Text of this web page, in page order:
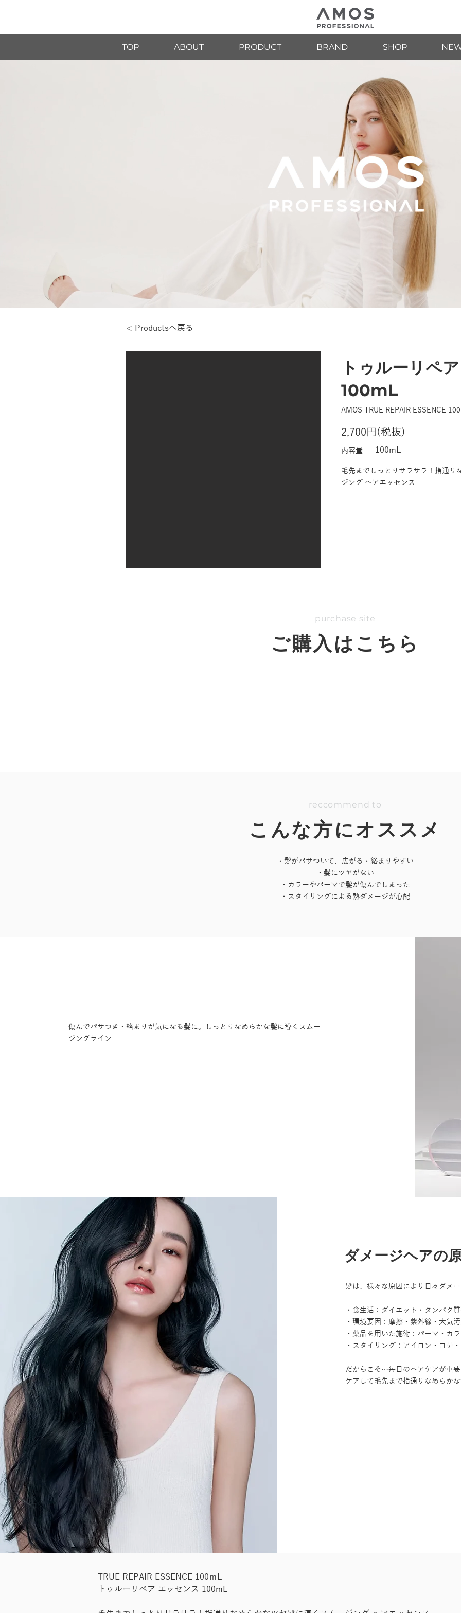
TOP ABOUT PRODUCT BRAND SHOP
< Productsへ戻る
トゥルーリペ
100mL
AMOS TRUE REPAIR ESSENCE
2,700円(税抜)
内容量 100mL
毛先までしっとりサラサラ！指通り
ジング ヘアエッセンス
purchase site
ご購入はこちら
reccomme nd to
こんな方にオススメ
・髪がパサついて、広がる・絡まりやすい
・髪にツヤがない
・カラーやパーマで髪が傷んでしまった
・スタイリングによる熱ダメージが心配
傷んでパサつき・絡まりが気になる髪に。しっとりなめらかな髪に導くスムー
ジングライン
ダメージヘアの
髪は、様々な原因により日々ダメ
・食生活：ダイエット・タンパク
・環境要因：摩擦・紫外線・大気
・薬品を用いた施術：パーマ・カ
・スタイリング：アイロン・コテ
だからこそ…毎日のヘアケアが重
ケアして毛先まで指通りなめらかな
TRUE REPAIR ESSENCE 100ｍL
トゥルーリペア エッセンス 100mL